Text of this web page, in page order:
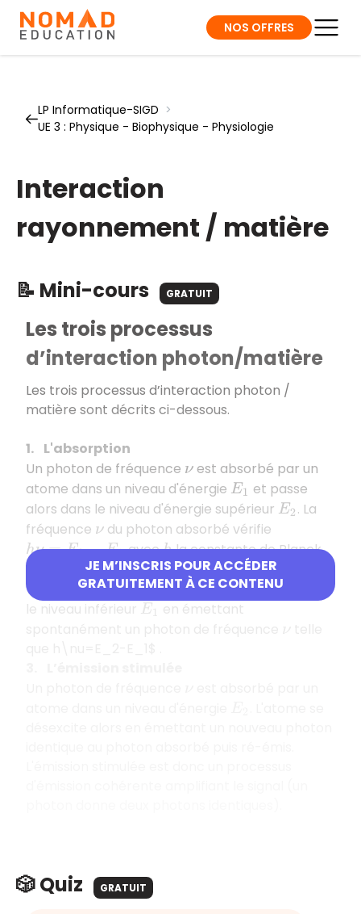
NOS OFFRES
LP Informatique-SIGD >
UE 3 : Physique - Biophysique - Physiologie
Interaction
rayonnement / matière
📝 Mini-cours GRATUIT
JE M’INSCRIS POUR ACCÉDER
GRATUITEMENT À CE CONTENU
Les trois processus
d’interaction photon/matière
Les trois processus d’interaction photon /
matière sont décrits ci-dessous.
1. L'absorption
Un photon de fréquence νest absorbé par un
atome dans un niveau d'énergie E1
et passe
alors dans le niveau d'énergie supérieur E2 . La
fréquence νdu photon absorbé vérifie
hν=E2−E1 avechla constante de Planck.
2. L’émission spontanée
Un atome excité au niveauE2 se désexcite dans
le niveau inférieur E1
en émettant
🎲 Quiz GRATUIT